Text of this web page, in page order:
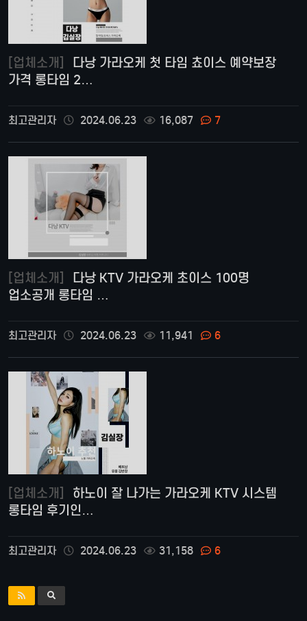
[업체소개]
가격 롱타임 2…
최고관리자 2024.06.23 16,087 7
[업체소개]
업소공개 롱타임 …
최고관리자 2024.06.23 11,941 6
[업체소개]
롱타임 후기인…
최고관리자 2024.06.23 31,158 6